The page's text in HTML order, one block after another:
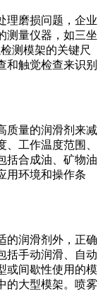
理磨损问题，企业
测量仪器，如三坐
测模架的关键尺
和触觉检查来识别
质量的润滑剂来减
工作温度范围、
括合成油、矿物油
用环境和操作条
的润滑剂外，正确
括手动润滑、自动
或间歇性使用的模
的大型模架。喷雾